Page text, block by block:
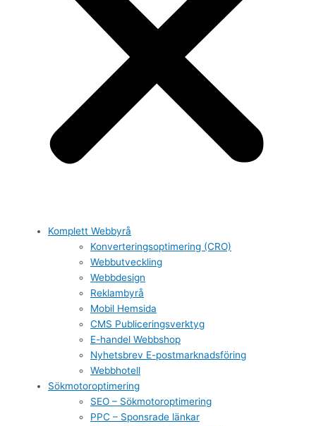
Komplett Webbyrå
Konverteringsoptimering (CRO)
Webbutveckling
Webbdesign
Reklambyrå
Mobil Hemsida
CMS Publiceringsverktyg
E-handel Webbshop
Nyhetsbrev E-postmarknadsföring
Webbhotell
Sökmotoroptimering
SEO – Sökmotoroptimering
PPC – Sponsrade länkar